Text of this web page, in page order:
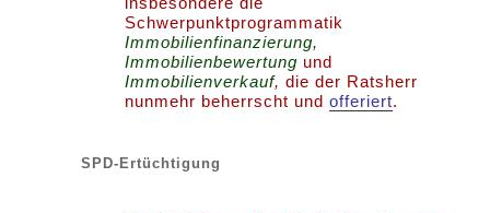
Schwerpunktprogrammatik
Immobilienfinanzierung,
Immobilienbewertung und
Immobilienverkauf, die der Ratsherr
nunmehr beherrscht undofferiert.
SPD-Ertüchtigung